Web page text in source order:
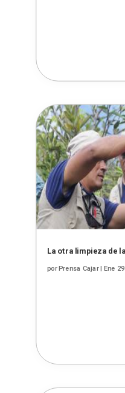
La otra limpieza de
porPrensa Cajar| Ene